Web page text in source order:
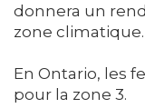
donnera un
zone climatique.
En Ontario, les
pour la zone 3.